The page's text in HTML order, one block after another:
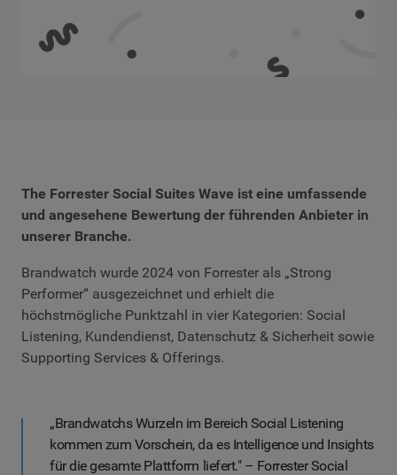
The Forrester Social Suites Wave ist eine umfassende
und angesehene Bewertung der führenden Anbieter in
unserer Branche.
Brandwatch wurde 2024 von Forrester als „Strong
Performer“ ausgezeichnet und erhielt die
höchstmögliche Punktzahl in vier Kategorien: Social
Listening, Kundendienst, Datenschutz & Sicherheit sowie
Supporting Services & Offerings.
„Brandwatchs Wurzeln im Bereich Social Listening
kommen zum Vorschein, da es Intelligence und Insights
für die gesamte Plattform liefert." – Forrester Social